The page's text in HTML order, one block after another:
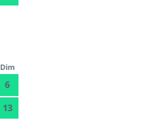
Dim
6
13